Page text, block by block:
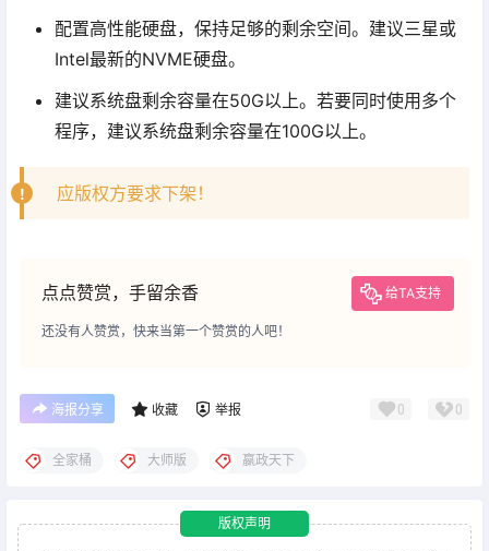
配置高性能硬盘，保持足够的剩余空间。建议三星或
Intel最新的NVME硬盘。
建议系统盘剩余容量在50G以上。若要同时使用多个
程序，建议系统盘剩余容量在100G以上。
应版权方要求下架！
点点赞赏，手留余香 给TA支持
还没有人赞赏，快来当第一个赞赏的人吧！
海报分享 收藏 举报 0 0
全家桶 大师版 嬴政天下
版权声明